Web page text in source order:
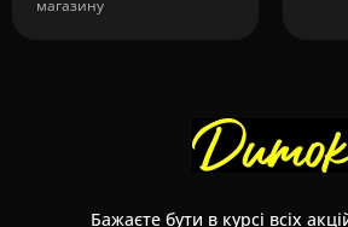
магазину
Бажаєте бути в курсі всіх